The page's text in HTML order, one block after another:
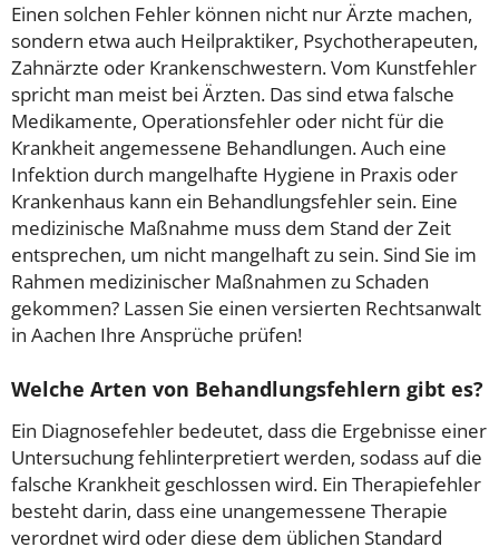
Einen solchen Fehler können nicht nur Ärzte machen,
sondern etwa auch Heilpraktiker, Psychotherapeuten,
Zahnärzte oder Krankenschwestern. Vom Kunstfehler
spricht man meist bei Ärzten. Das sind etwa falsche
Medikamente, Operationsfehler oder nicht für die
Krankheit angemessene Behandlungen. Auch eine
Infektion durch mangelhafte Hygiene in Praxis oder
Krankenhaus kann ein Behandlungsfehler sein. Eine
medizinische Maßnahme muss dem Stand der Zeit
entsprechen, um nicht mangelhaft zu sein. Sind Sie im
Rahmen medizinischer Maßnahmen zu Schaden
gekommen? Lassen Sie einen versierten Rechtsanwalt
in Aachen Ihre Ansprüche prüfen!
Welche Arten von Behandlungsfehlern gibt es?
Ein Diagnosefehler bedeutet, dass die Ergebnisse einer
Untersuchung fehlinterpretiert werden, sodass auf die
falsche Krankheit geschlossen wird. Ein Therapiefehler
besteht darin, dass eine unangemessene Therapie
verordnet wird oder diese dem üblichen Standard